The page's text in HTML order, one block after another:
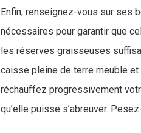
Enfin, renseignez-vous sur ses
nécessaires pour garantir que
les réserves graisseuses
caisse pleine de terre meuble
réchauffez progressivement
qu’elle puisse s’abreuver.